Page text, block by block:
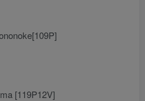
[119P12V]